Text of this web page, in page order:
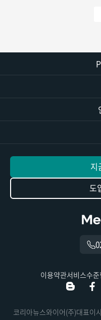
지
도
이용약관서비스수준
코리아뉴스와이어(주)대표이